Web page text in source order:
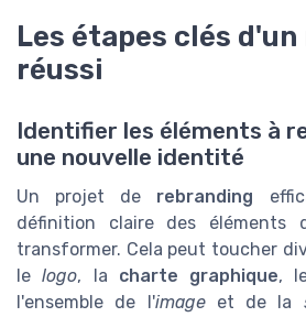
Les étapes clés
réussi
Identifier les éléments à
une nouvelle identité
Un projet de rebranding
définition claire des
transformer. Cela peut toucher
lelogo, la charte graphique,
l'ensemble de l'imageet de la